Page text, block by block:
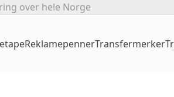
over hele Norge
ReklamepennerTransfermerker